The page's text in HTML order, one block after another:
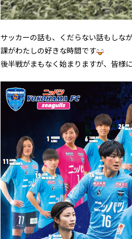
サッカーの話も、くだらない話もしな
課がわたしの好きな時間です
後半戦がまもなく始まりますが、皆様